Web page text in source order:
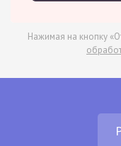
Нажимая на кнопку